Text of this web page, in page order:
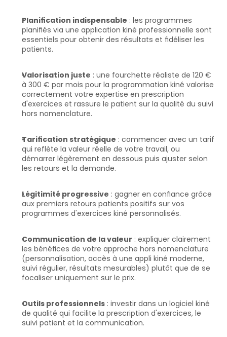
Planification indispensable : les programmes
planifiés via une application kiné professionnelle sont
essentiels pour obtenir des résultats et fidéliser les
patients.
Valorisation juste : une fourchette réaliste de 120 €
à 300 € par mois pour la programmation kiné valorise
correctement votre expertise en prescription
d'exercices et rassure le patient sur la qualité du suivi
hors nomenclature.
Tarification stratégique : commencer avec un tarif
qui reflète la valeur réelle de votre travail, ou
démarrer légèrement en dessous puis ajuster selon
les retours et la demande.
Légitimité progressive : gagner en confiance grâce
aux premiers retours patients positifs sur vos
programmes d'exercices kiné personnalisés.
Communication de la valeur : expliquer clairement
les bénéfices de votre approche hors nomenclature
(personnalisation, accès à une appli kiné moderne,
suivi régulier, résultats mesurables) plutôt que de se
focaliser uniquement sur le prix.
Outils professionnels : investir dans un logiciel kiné
de qualité qui facilite la prescription d'exercices, le
suivi patient et la communication.